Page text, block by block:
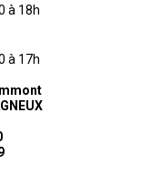
à 18h
à 17h